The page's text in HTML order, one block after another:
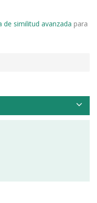
de similitud avanzada para